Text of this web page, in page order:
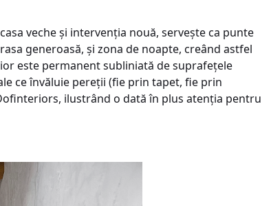
veche și intervenția nouă, servește ca punte
generoasă, și zona de noapte, creând astfel
este permanent subliniată de suprafețele
ce învăluie pereții (fie prin tapet, fie prin
ilustrând o dată în plus atenția pentru